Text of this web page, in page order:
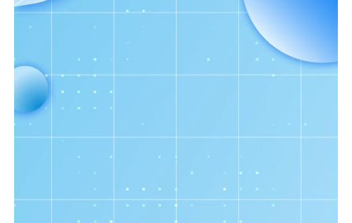
江苏文脉
资料下载
主题宣传
记者之家
体制改革
文化产业